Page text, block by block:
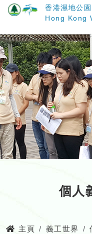
要
內
容
香港濕地公園
Hong Kong
個人
主頁 義工世界